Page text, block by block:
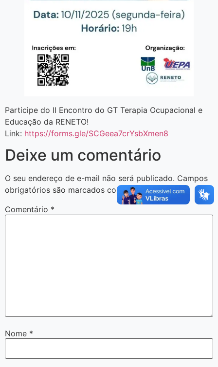
Participe do II Encontro do GT Terapia Ocupacional e
Educação da RENETO!
Link: https://forms.gle/SCGeea7crYsbXmen8
Deixe um comentário
O seu endereço de e-mail não será publicado. Campos
obrigatórios são marcados com*
Comentário *
Nome *